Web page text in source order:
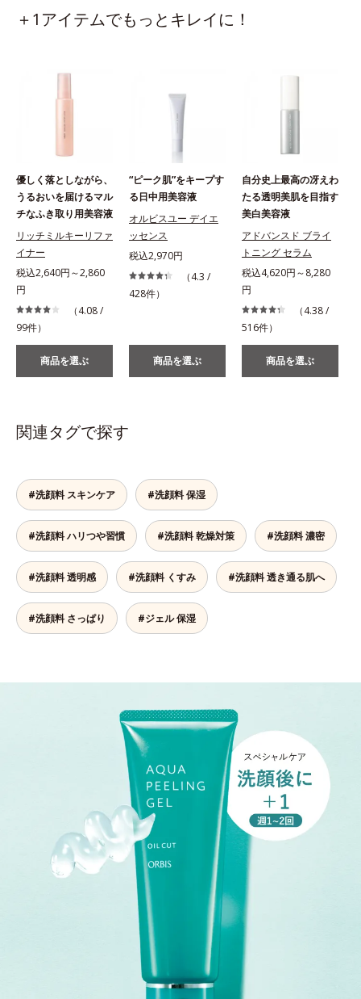
＋1アイテムでもっとキレイに！
優しく落としながら、
うるおいを届けるマル
チなふき取り用美容液
リッチミルキーリファ
イナー
税込2,640円～2,860
円
（4.08 /
99件）
商品を選ぶ
“ピーク肌”をキープす
る日中用美容液
オルビスユー デイエ
ッセンス
税込2,970円
（4.3 /
428件）
商品を選ぶ
自分史上最高の冴えわ
たる透明美肌を目指す
美白美容液
アドバンスド ブライ
トニング セラム
税込4,620円～8,280
円
（4.38 /
516件）
商品を選ぶ
関連タグで探す
#洗顔料 スキンケア #洗顔料 保湿
#洗顔料 ハリつや習慣 #洗顔料 乾燥対策 #洗顔料 濃密
#洗顔料 透明感 #洗顔料 くすみ #洗顔料 透き通る肌へ
#洗顔料 さっぱり #ジェル 保湿